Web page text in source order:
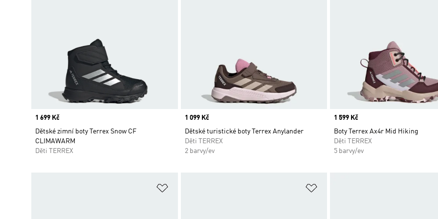
Price
1 699 Kč
Dětské zimní boty Terrex Snow CF
CLIMAWARM
Děti TERREX
Price
1 099 Kč
Dětské turistické boty Terrex Anylander
Děti TERREX
2 barvy/ev
Price
1 599 Kč
Boty Terrex Ax4r Mid Hiking
Děti TERREX
5 barvy/ev